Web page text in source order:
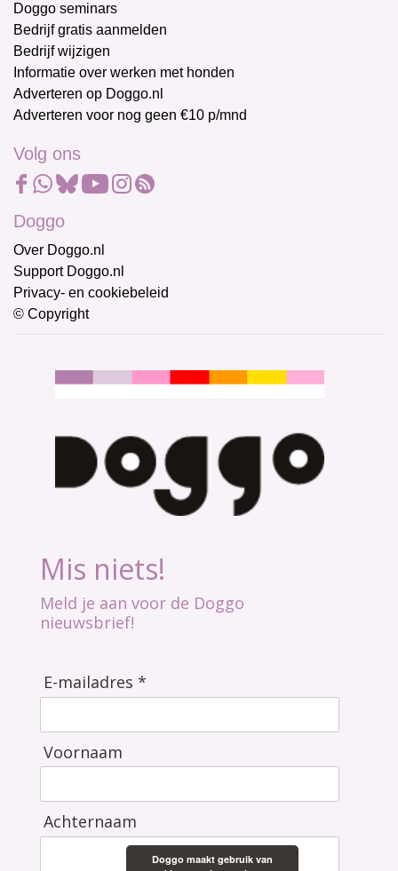
Doggo seminars
Bedrijf gratis aanmelden
Bedrijf wijzigen
Informatie over werken met honden
Adverteren op Doggo.nl
Adverteren voor nog geen €10 p/mnd
Volg ons
Doggo
Over Doggo.nl
Support Doggo.nl
Privacy- en cookiebeleid
© Copyright
Mis niets!
Meld je aan voor de Doggo
nieuwsbrief!
E-mailadres *
Voornaam
Achternaam
Doggo maakt gebruik van